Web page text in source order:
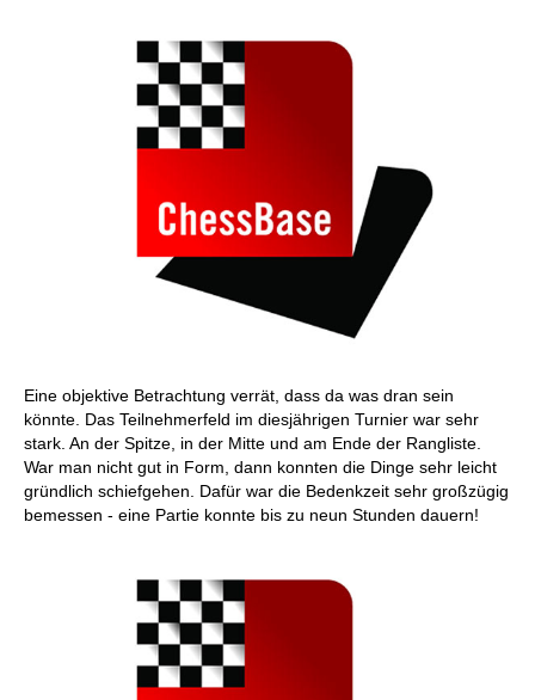
Eine objektive Betrachtung verrät, dass da was dran sein
könnte. Das Teilnehmerfeld im diesjährigen Turnier war sehr
stark. An der Spitze, in der Mitte und am Ende der Rangliste.
War man nicht gut in Form, dann konnten die Dinge sehr leicht
gründlich schiefgehen. Dafür war die Bedenkzeit sehr großzügig
bemessen - eine Partie konnte bis zu neun Stunden dauern!